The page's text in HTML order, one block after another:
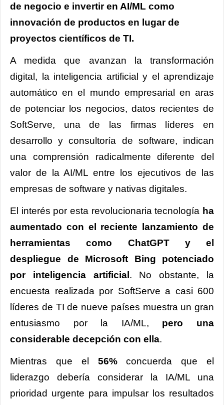
de negocio e invertir en AI/ML como
innovación de productos en lugar de
proyectos científicos de TI.
A medida que avanzan la transformación
digital, la inteligencia artificial y el aprendizaje
automático en el mundo empresarial en aras
de potenciar los negocios, datos recientes de
SoftServe, una de las firmas líderes en
desarrollo y consultoría de software, indican
una comprensión radicalmente diferente del
valor de la AI/ML entre los ejecutivos de las
empresas de software y nativas digitales.
El interés por esta revolucionaria tecnología ha
aumentado con el reciente lanzamiento de
herramientas como ChatGPT y el
despliegue de Microsoft Bing potenciado
por inteligencia artificial. No obstante, la
encuesta realizada por SoftServe a casi 600
líderes de TI de nueve países muestra un gran
entusiasmo por la IA/ML, pero una
considerable decepción con ella.
Mientras que el 56%concuerda que el
liderazgo debería considerar la IA/ML una
prioridad urgente para impulsar los resultados